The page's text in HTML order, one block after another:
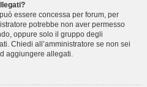
essere concessa per forum, per
potrebbe non aver permesso
oppure solo il gruppo degli
Chiedi all’amministratore se non sei
aggiungere allegati.